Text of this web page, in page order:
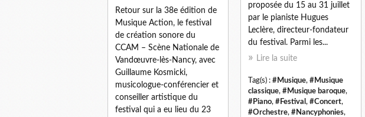
proposée du 15 au 31 juillet
par le pianiste Hugues
Leclère, directeur-fondateur
du festival. Parmi les...
Lire la suite
Tag(s) : #Musique, #Musique
classique, #Musique baroque,
#Piano, #Festival , #Concert,
#Orchestre, #Nancyphonies,
Retour sur la 38e édition de
Musique Action, le festival
de création sonore du
CCAM – Scène Nationale de
Vandœuvre-lès-Nancy, avec
Guillaume Kosmicki,
musicologue-conférencier et
conseiller artistique du
festival qui a eu lieu du 23